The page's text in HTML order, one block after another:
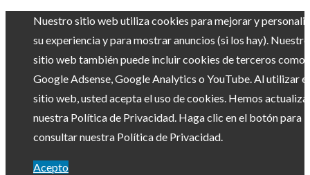
Nuestro sitio web utiliza cookies para mejorar y
su experiencia y para mostrar anuncios (si los hay). Nuestro
sitio web también puede incluir cookies de terceros como
Google Adsense, Google Analytics o YouTube. Al utilizar el
sitio web, usted acepta el uso de cookies. Hemos
nuestra Política de Privacidad. Haga clic en el botón para
consultar nuestra Política de Privacidad.
Acepto